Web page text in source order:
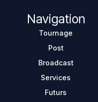
Navigation
Tournage
Post
Broadcast
Services
Futurs